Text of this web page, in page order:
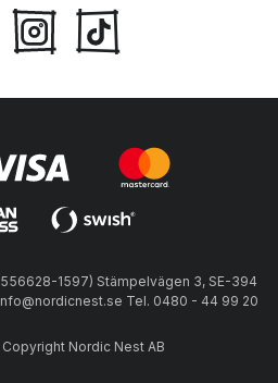
1597) Stämpelvägen 3, SE-394
Tel. 0480 - 44 99 20
Nordic Nest AB